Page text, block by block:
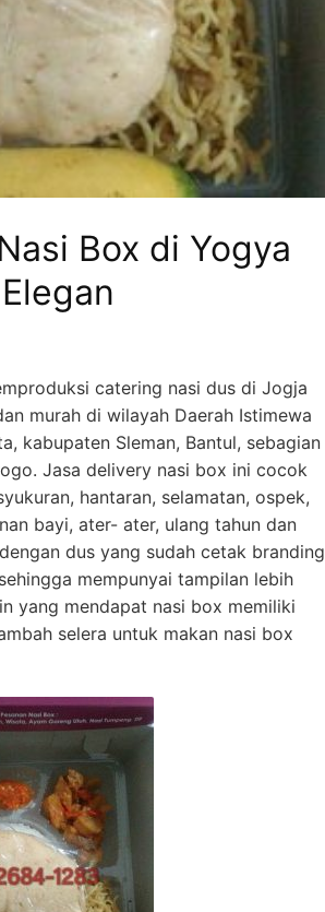
Box di Yogya
catering nasi dus di Jogja
murah di wilayah Daerah Istimewa
kabupaten Sleman, Bantul, sebagian
Jasa delivery nasi box ini cocok
hantaran, selamatan, ospek,
bayi, ater- ater, ulang tahun dan
dus yang sudah cetak branding
mempunyai tampilan lebih
yang mendapat nasi box memiliki
selera untuk makan nasi box